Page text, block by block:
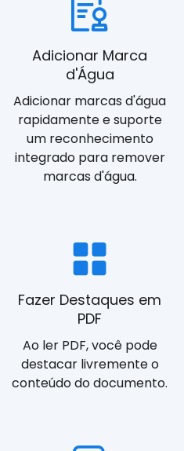
Adicionar Marca
d'Água
Adicionar marcas d'água
rapidamente e suporte
um reconhecimento
integrado para remover
marcas d'água.
Fazer Destaques em
PDF
Ao ler PDF, você pode
destacar livremente o
conteúdo do documento.